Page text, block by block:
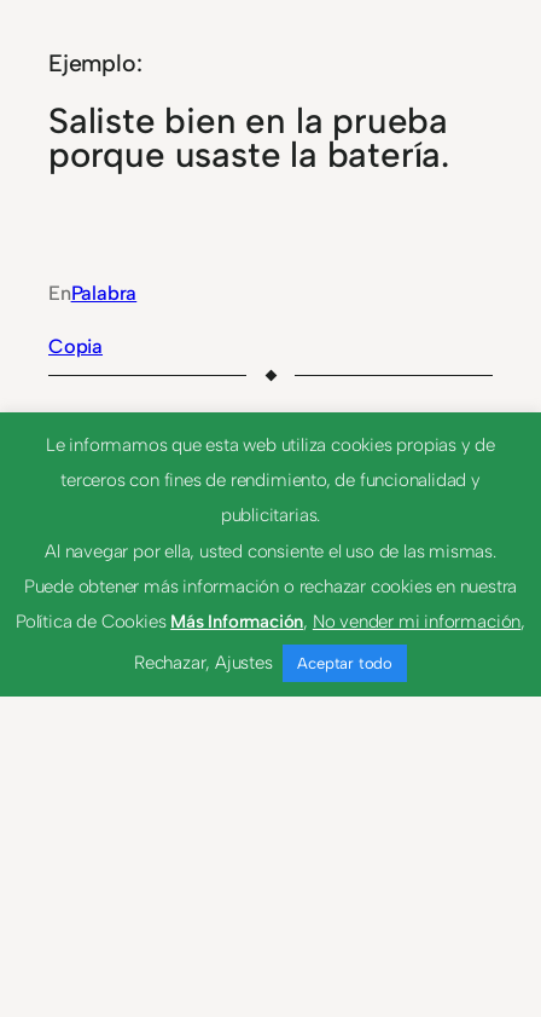
Ejemplo:
Saliste bien en la prueba
porque usaste la batería.
EnPalabra
Copia
NEXT
Carajo
Trolo
Le informamos que esta web utiliza cookies propias y de
terceros con fines de rendimiento, de funcionalidad y
publicitarias.
Al navegar por ella, usted consiente el uso de las mismas.
Puede obtener más información o rechazar cookies en nuestra
Política de Cookies Más Información, No vender mi información,
Rechazar, Ajustes Aceptar todo